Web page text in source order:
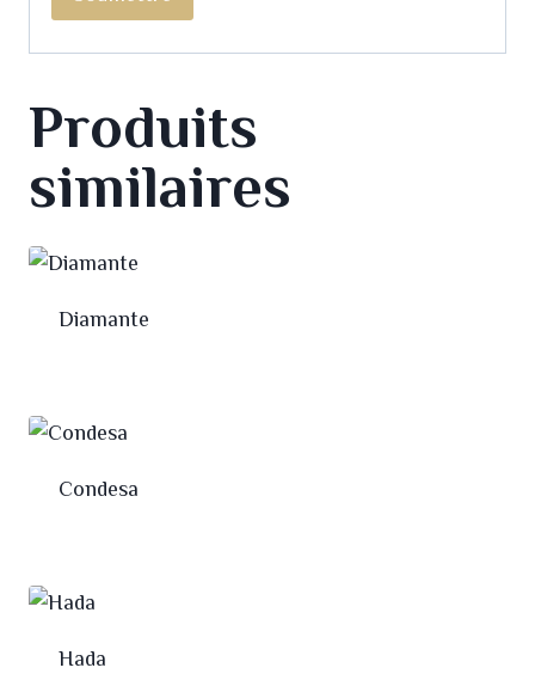
Produits
similaires
Diamante
Condesa
Hada